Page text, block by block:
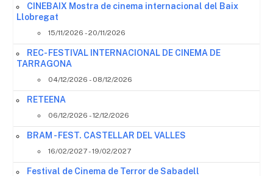
CINEBAIX Mostra de cinema internacional del Baix
Llobregat
15/11/2026 - 20/11/2026
REC- FESTIVAL INTERNACIONAL DE CINEMA DE
TARRAGONA
04/12/2026 - 08/12/2026
RETEENA
06/12/2026 - 12/12/2026
BRAM - FEST. CASTELLAR DEL VALLES
16/02/2027 - 19/02/2027
Festival de Cinema de Terror de Sabadell